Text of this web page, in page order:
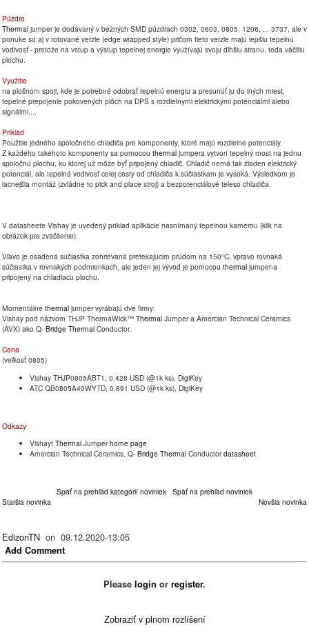
Púzdro
Thermal jumper je dodávaný v bežných SMD púzdrach 0302, 0603, 0805, 1206, ... 3737, ale v
ponuke sú aj v rotované verzie (edge wrapped style) pričom tieto verzie majú lepšiu tepelnú
vodivosť - pretože na vstup a výstup tepelnej energie využívajú svoju dlhšiu stranu, teda väčšiu
plochu.
Využitie
na plošnom spoji, kde je potrebné odobrať tepelnú energiu a presunúť ju do iných miest,
tepelné prepojenie pokovených plôch na DPS s rozdielnymi elektrickými potenciálmi alebo
signálmi,...
Príklad
Použitie jedného spoločného chladiča pre komponenty, ktoré majú rozdielne potenciály.
Z každého takéhoto komponenty sa pomocou thermal jumpera vytvorí tepelný most na jednu
spoločnú plochu, ku ktorej už môže byť pripojený chladič. Chladič nemá tak žiaden elektrický
potenciál, ale tepelná vodivosť celej cesty od chladiča k súčiastkam je vysoká. Výsledkom je
lacnejšia montáž (zvládne to pick and place stroj) a bezpotenciálové teleso chladiča.
V datasheete Vishay je uvedený príklad aplikácie nasnímaný tepelnou kamerou (klik na
obrázok pre zväčšenie):
Vľavo je osadená súčiastka zohrievaná pretekajúcim prúdom na 150°C, vpravo rovnaká
súčiastka v rovnakých podmienkach, ale jeden jej vývod je pomocou thermal jumper-a
pripojený na chladiacu plochu.
Momentálne thermal jumper vyrábajú dve firmy:
Vishay pod názvom THJP ThermaWick™ Thermal Jumper a Amercian Technical Ceramics
(AVX) ako Q- Bridge Thermal Conductor.
Cena
(veľkosť 0805)
Vishay THJP0805ABT1, 0.428 USD (@1k ks), DigiKey
ATC QB0805A40WYTD, 0.891 USD (@1k ks), DigiKey
Odkazy
Vishayt Thermal Jumperhome page
Amercian Technical Ceramics, Q- Bridge Thermal Conductordatasheet
Späť na prehľad kategórií noviniek Späť na prehľad noviniek
Staršia novinka
Novšia novinka
EdizonTN on 09.12.2020-13:05
Add Comment
Please login or register.
Zobraziť v plnom rozlíšení